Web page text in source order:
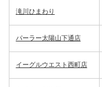
滝川ひまわり
パーラー太陽山下通店
イーグルウエスト西町店